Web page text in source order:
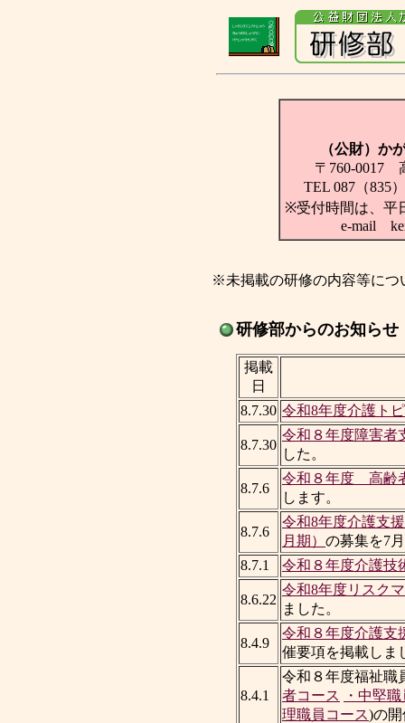
（公財）か
〒760-0017
TEL 087（835
※受付時間は、平
e-mail
※未掲載の研修の内容等につ
研修部からのお知らせ
掲載
日
8.7.30 令和8年度介護ト
8.7.30
令和８年度障害者
した。
8.7.6
令和８年度 高齢
します。
8.7.6
令和8年度介護支
月期） の募集を7
8.7.1
令和８年度介護技
8.6.22
令和8年度リスク
ました。
8.4.9
令和８年度介護支
催要項を掲載しま
8.4.1
令和８年度福祉職
者コース
・中堅
理職員コース)の